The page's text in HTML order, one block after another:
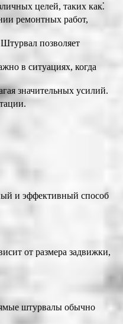
целей, таких как⁚
ремонтных работ,
позволяет
в ситуациях, когда
значительных усилий.
и эффективный способ
от размера задвижки,
штурвалы обычно